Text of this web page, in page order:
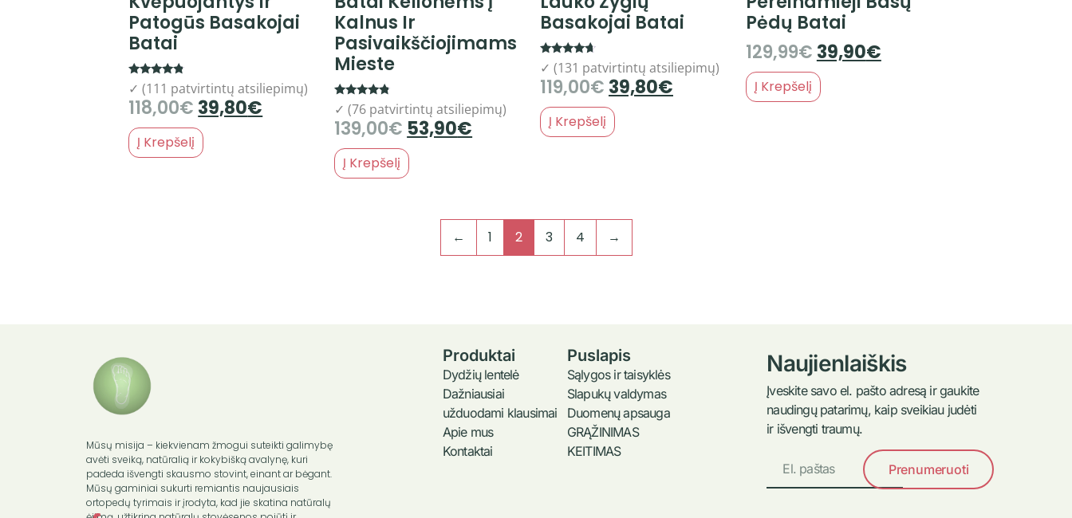
Patogūs Basakojai
Batai
Rated
4.58
out of 5
✓ (111 patvirtintų atsiliepimų)
118,00€ 39,80€
Į Krepšelį
Kalnus Ir
Pasivaikščiojimams
Mieste
Rated
4.58
out of 5
✓ (76 patvirtintų atsiliepimų)
139,00€ 53,90€
Į Krepšelį
Basakojai Batai
Rated
4.44
out of 5
✓ (131 patvirtintų atsiliepimų)
119,00€ 39,80€
Į Krepšelį
Pėdų Batai
129,99€ 39,90€
Į Krepšelį
← 1 2 3 4 →
Mūsų misija – kiekvienam žmogui suteikti galimybę
avėti sveiką, natūralią ir kokybišką avalynę, kuri
padeda išvengti skausmo stovint, einant ar bėgant.
Mūsų gaminiai sukurti remiantis naujausiais
ortopedų tyrimais ir įrodyta, kad jie skatina natūralų
Produktai
Dydžių lentelė
Dažniausiai
užduodami klausimai
Apie mus
Kontaktai
Puslapis
Sąlygos ir taisyklės
Slapukų valdymas
Duomenų apsauga
GRĄŽINIMAS
KEITIMAS
Naujienlaiškis
Įveskite savo el. pašto adresą ir gaukite
naudingų patarimų, kaip sveikiau judėti
ir išvengti traumų.
Prenumeruoti